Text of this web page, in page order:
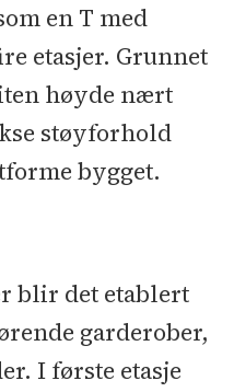
en T med
etasjer. Grunnet
høyde nært
støyforhold
bygget.
blir det etablert
garderober,
I første etasje